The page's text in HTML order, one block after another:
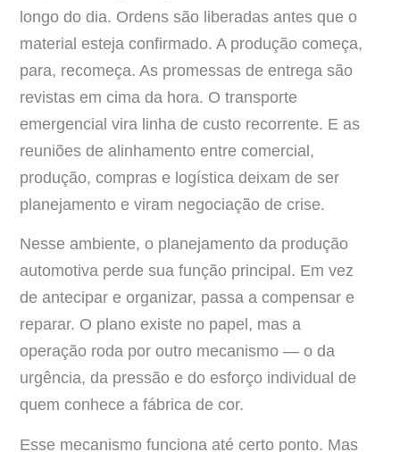
longo do dia. Ordens são liberadas antes que o
material esteja confirmado. A produção começa,
para, recomeça. As promessas de entrega são
revistas em cima da hora. O transporte
emergencial vira linha de custo recorrente. E as
reuniões de alinhamento entre comercial,
produção, compras e logística deixam de ser
planejamento e viram negociação de crise.
Nesse ambiente, o planejamento da produção
automotiva perde sua função principal. Em vez
de antecipar e organizar, passa a compensar e
reparar. O plano existe no papel, mas a
operação roda por outro mecanismo — o da
urgência, da pressão e do esforço individual de
quem conhece a fábrica de cor.
Esse mecanismo funciona até certo ponto. Mas